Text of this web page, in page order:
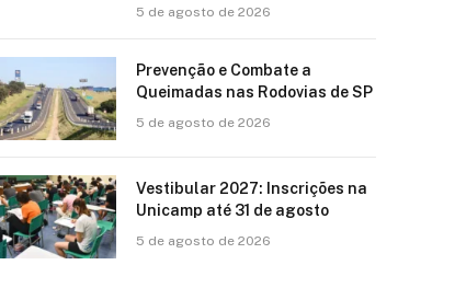
5 de agosto de 2026
Prevenção e Combate a
Queimadas nas Rodovias de SP
5 de agosto de 2026
Vestibular 2027: Inscrições na
Unicamp até 31 de agosto
5 de agosto de 2026